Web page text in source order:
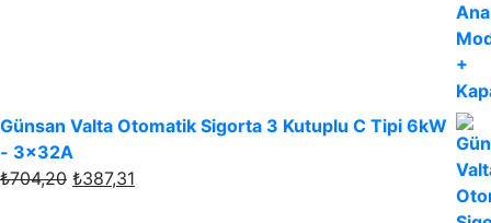
Günsan Valta Otomatik Sigorta 3 Kutuplu C Tipi 6kW
- 3x32A
₺704,20 Orijinal
₺387,31